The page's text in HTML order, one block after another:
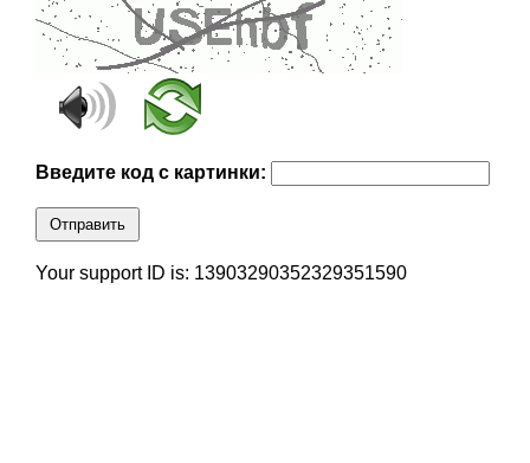
Введите код с картинки:
Отправить
Your support ID is: 13903290352329351590